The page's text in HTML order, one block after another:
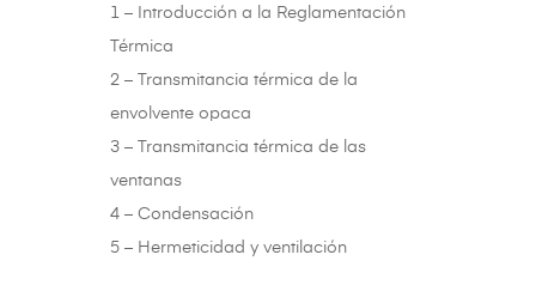
1 – Introducción a la Reglamentación
Térmica
2 – Transmitancia térmica de la
envolvente opaca
3 – Transmitancia térmica de las
ventanas
4 – Condensación
5 – Hermeticidad y ventilación